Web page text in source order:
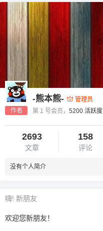
作者
-熊本熊-
管理员
第 1 号会员， 5200 活跃度
2693
文章
158
评论
没有个人简介
嗨! 新朋友
欢迎您新朋友！